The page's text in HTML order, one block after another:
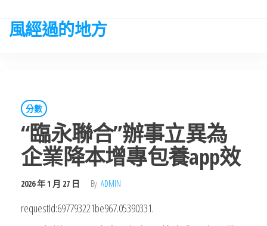
the
風經過的地方
分數
“臨永聯合”辦事立異為
企業降本增專包養app效
2026 年 1 月 27 日 By ADMIN
requestId:697793221be967.05390331.